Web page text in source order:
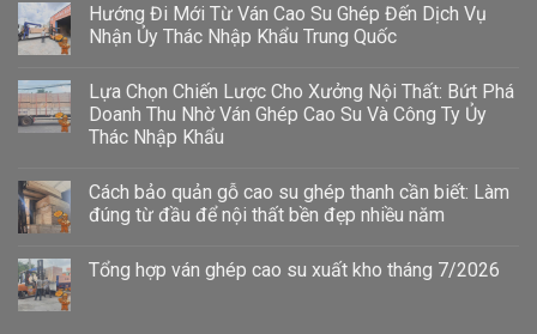
Hướng Đi Mới Từ Ván Cao Su Ghép Đến Dịch Vụ
Nhận Ủy Thác Nhập Khẩu Trung Quốc
Lựa Chọn Chiến Lược Cho Xưởng Nội Thất: Bứt Phá
Doanh Thu Nhờ Ván Ghép Cao Su Và Công Ty Ủy
Thác Nhập Khẩu
Cách bảo quản gỗ cao su ghép thanh cần biết: Làm
đúng từ đầu để nội thất bền đẹp nhiều năm
Tổng hợp ván ghép cao su xuất kho tháng 7/2026